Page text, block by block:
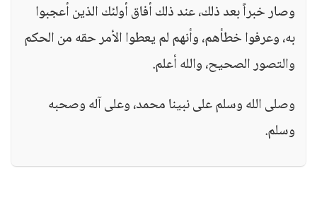
وصار خبراً بعد ذلك، عند ذلك أفاق أولئك الذين أعجبوا
به، وعرفوا خطأهم، وأنهم لم يعطوا الأمر حقه من الحكم
والتصور الصحيح، والله أعلم.
وصلى الله وسلم على نبينا محمد، وعلى آله وصحبه
وسلم.